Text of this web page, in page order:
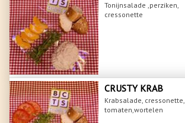
Tonijnsalade ,perziken,
cressonette
CRUSTY KRAB
Krabsalade, cressonette,
tomaten,wortelen